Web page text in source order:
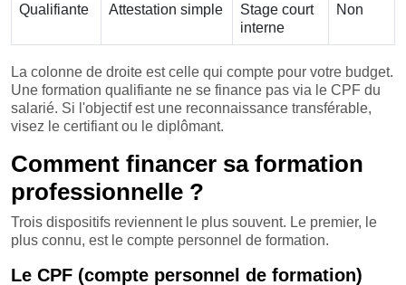
Qualifiante Attestation simple
Stage court
interne
Non
La colonne de droite est celle qui compte pour votre budget.
Une formation qualifiante ne se finance pas via le CPF du
salarié. Si l'objectif est une reconnaissance transférable,
visez le certifiant ou le diplômant.
Comment financer sa formation
professionnelle ?
Trois dispositifs reviennent le plus souvent. Le premier, le
plus connu, est le compte personnel de formation.
Le CPF (compte personnel de formation)